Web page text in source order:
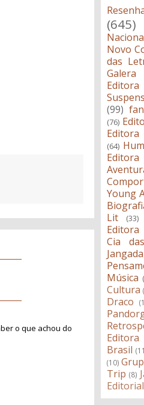
o que achou do
(645)
Novo
das
Galera
(99)
(76)
Editora
(64)
Young
Lit
(33)
Editora
Cia
Jangada
Música
Cultura
Draco
Editora
Brasil
(10)
Trip (8)
Editorial